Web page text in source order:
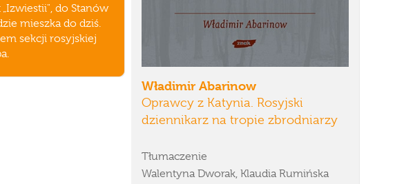
do Stanów
mieszka do dziś.
sekcji rosyjskiej
Władimir Abarinow
Oprawcy z Katynia. Rosyjski
dziennikarz na tropie zbrodniarzy
Tłumaczenie
Walentyna Dworak, Klaudia Rumińska